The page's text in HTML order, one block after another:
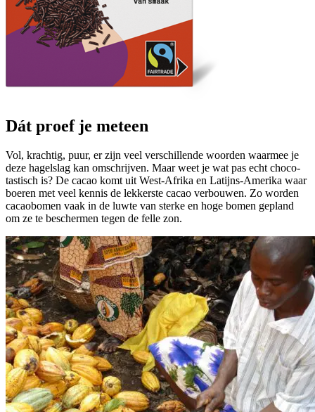
Dát proef je meteen
Vol, krachtig, puur, er zijn veel verschillende woorden waarmee je
deze hagelslag kan omschrijven. Maar weet je wat pas echt choco-
tastisch is? De cacao komt uit West-Afrika en Latijns-Amerika waar
boeren met veel kennis de lekkerste cacao verbouwen. Zo worden
cacaobomen vaak in de luwte van sterke en hoge bomen gepland
om ze te beschermen tegen de felle zon.